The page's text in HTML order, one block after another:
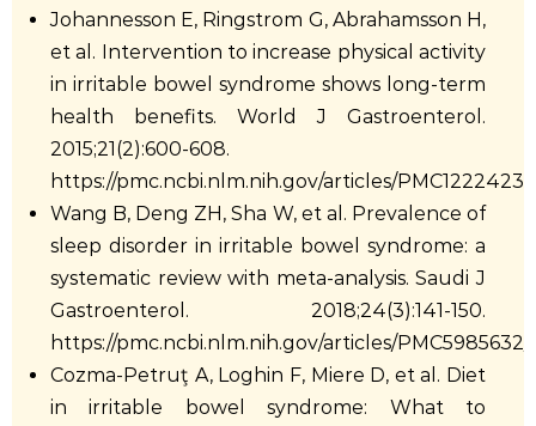
Johannesson E, Ringstrom G, Abrahamsson H,
et al. Intervention to increase physical activity
in irritable bowel syndrome shows long-term
health benefits. World J Gastroenterol.
2015;21(2):600-608.
https://pmc.ncbi.nlm.nih.gov/articles/
Wang B, Deng ZH, Sha W, et al. Prevalence of
sleep disorder in irritable bowel syndrome: a
systematic review with meta-analysis. Saudi J
Gastroenterol. 2018;24(3):141-150.
https://pmc.ncbi.nlm.nih.gov/articles/PMC5985632/
Cozma-Petruţ A, Loghin F, Miere D, et al. Diet
in irritable bowel syndrome: What to